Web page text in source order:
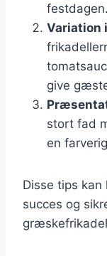
festdagen.
Variation
give
stort fad
en
Disse tips
succes og